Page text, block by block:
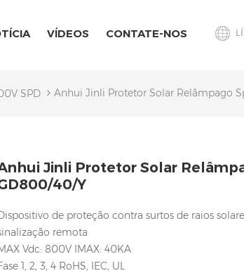
VÍDEOS CONTATE-NOS
SPD Anhui Jinli Protetor Solar Relâmpago
Jinli Protetor Solar
40/Y
de proteção contra surtos de raios
remota
Vdc: 800V IMAX: 40KA
1, 2, 3, 4 RoHS, IEC, UL